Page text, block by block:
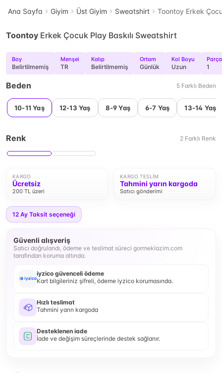
Ana Sayfa Giyim Üst Giyim Sweatshirt Toontoy Erkek
Toontoy Erkek Çocuk Play Baskılı Sweatshirt
Boy
Belirtilmemiş
Menşei
TR
Kalıp
Belirtilmemiş
Ortam
Günlük
Kol Boyu
Uzun
Parça
1
Beden 5 Farklı Beden
10-11 Yaş 12-13 Yaş 8-9 Yaş 6-7 Yaş 13-14 Yaş
Renk 2 Farklı Renk
KARGO
Ücretsiz
200 TL üzeri
KARGO TESLIM
Tahmini yarın kargoda
Satıcı gönderimi
12 Ay Taksit seçeneği
Güvenli alışveriş
Satıcı doğrulandı, ödeme ve teslimat süreci gormeklazim.com
tarafından koruma altında.
iyzico güvenceli ödeme
Kart bilgileriniz şifreli, ödeme iyzico korumasında.
Hızlı teslimat
Tahmini yarın kargoda
Desteklenen iade
İade ve değişim süreçlerinde destek sağlanır.